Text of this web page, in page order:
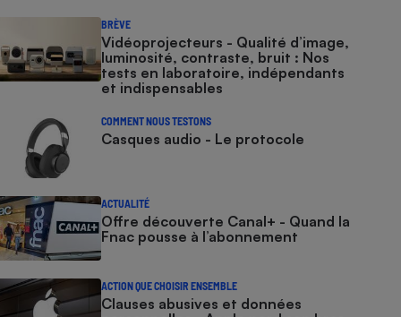
BRÈVE
Vidéoprojecteurs - Qualité d’image,
luminosité, contraste, bruit : Nos
tests en laboratoire, indépendants
et indispensables
COMMENT NOUS TESTONS
Casques audio - Le protocole
ACTUALITÉ
Offre découverte Canal+ - Quand la
Fnac pousse à l’abonnement
ACTION QUE CHOISIR ENSEMBLE
Clauses abusives et données